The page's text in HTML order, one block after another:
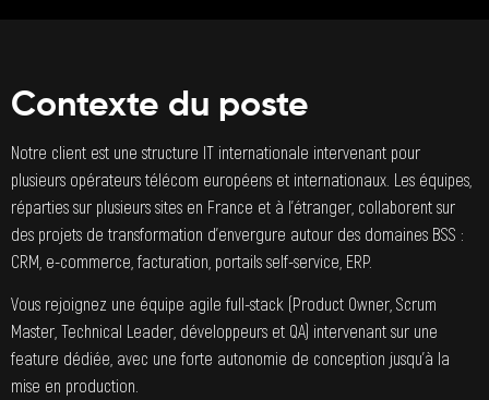
Contexte du poste
Notre client est une structure IT internationale intervenant pour
plusieurs opérateurs télécom européens et internationaux. Les équipes,
réparties sur plusieurs sites en France et à l’étranger, collaborent sur
des projets de transformation d’envergure autour des domaines BSS :
CRM, e-commerce, facturation, portails self-service, ERP.
Vous rejoignez une équipe agile full-stack (Product Owner, Scrum
Master, Technical Leader, développeurs et QA) intervenant sur une
feature dédiée, avec une forte autonomie de conception jusqu’à la
mise en production.